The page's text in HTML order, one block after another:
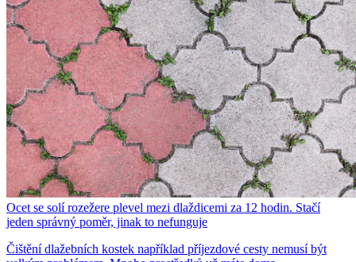
Ocet se solí rozežere plevel mezi dlaždicemi za 12 hodin. Stačí
jeden správný poměr, jinak to nefunguje
Čištění dlažebních kostek například příjezdové cesty nemusí být